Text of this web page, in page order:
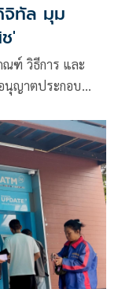
จิทัล มุม
'
ณฑ์ วิธีการ และ
นุญาตประกอบ
แห่งประเทศไทย
และความสามารถ
ศรายชื่อได้ภายใน
ต้องเตรียมความ
ใน 1 ปี นับแต่วันที่